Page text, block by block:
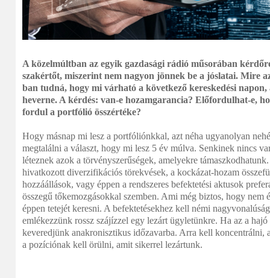
A közelmúltban az egyik gazdasági rádió műsorában
szakértőt, miszerint nem nagyon jönnek be a jóslatai. Mire
ban tudná, hogy mi várható a következő kereskedési
heverne. A kérdés: van-e hozamgarancia? Előfordulhat-e,
fordul a portfólió összértéke?
Hogy másnap mi lesz a portfóliónkkal, azt néha ugyanolyan
megtalálni a választ, hogy mi lesz 5 év múlva. Senkinek nincs
léteznek azok a törvényszerűségek, amelyekre
hivatkozott diverzifikációs törekvések, a kockázat-hozam
hozzáállások, vagy éppen a rendszeres befektetési aktusok
összegű tőkemozgásokkal szemben. Ami még biztos, hogy nem
éppen tetejét keresni. A befektetésekhez kell némi
emlékezzünk rossz szájízzel egy lezárt ügyletünkre. Ha az a
keveredjünk anakronisztikus időzavarba. Arra kell koncentrálni,
a pozíciónak kell örülni, amit sikerrel lezártunk.